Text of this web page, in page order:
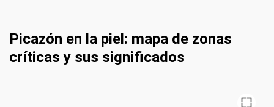
Picazón en la piel: mapa de zonas
críticas y sus significados